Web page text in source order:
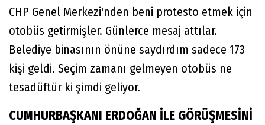
CHP Genel Merkezi'nden beni protesto etmek için
otobüs getirmişler. Günlerce mesaj attılar.
Belediye binasının önüne saydırdım sadece 173
kişi geldi. Seçim zamanı gelmeyen otobüs ne
tesadüftür ki şimdi geliyor.
CUMHURBAŞKANI ERDOĞAN İLE GÖRÜŞMESİNİ